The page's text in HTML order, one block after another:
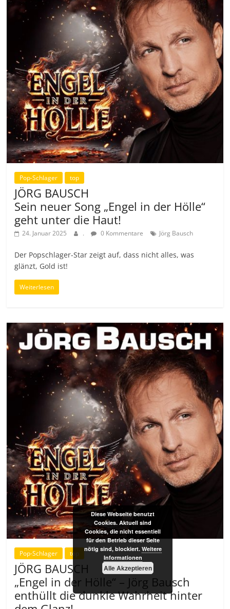
Pop-Schlager top
JÖRG BAUSCH
Sein neuer Song „Engel in der Hölle“
geht unter die Haut!
24. Januar 2025 . 0 Kommentare Jörg Bausch
Der Popschlager-Star zeigt auf, dass nicht alles, was
glänzt, Gold ist!
Weiterlesen
Pop-Schlager top
JÖRG BAUSCH
„Engel in der Hölle“ – Jörg Bausch
enthüllt die dunkle Wahrheit hinter
Diese Webseite benutzt
Cookies. Aktuell sind
Cookies, die nicht essentiell
für den Betrieb dieser Seite
nötig sind, blockiert. Weitere
Informationen
Alle Akzeptieren